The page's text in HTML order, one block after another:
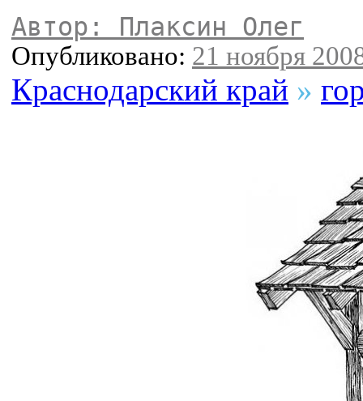
Автор: Плаксин Олег
Опубликовано: 21 ноября
Краснодарский край »